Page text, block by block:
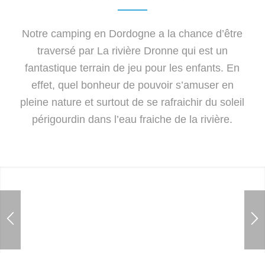
Notre camping en Dordogne a la chance d’être
traversé par La rivière Dronne qui est un
fantastique terrain de jeu pour les enfants. En
effet, quel bonheur de pouvoir s’amuser en
pleine nature et surtout de se rafraichir du soleil
périgourdin dans l’eau fraiche de la rivière.